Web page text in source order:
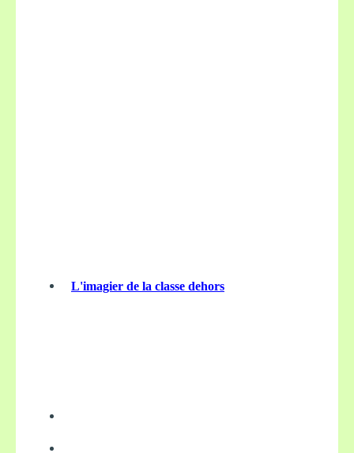
L'imagier de la classe dehors